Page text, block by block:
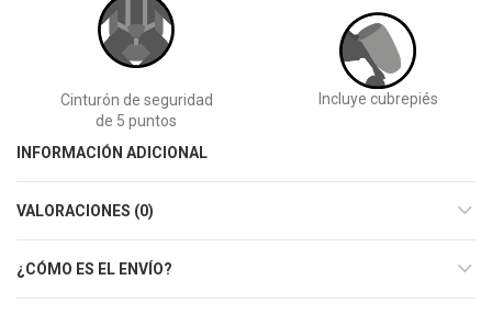
Cinturón de seguridad
de 5 puntos
Incluye cubrepiés
INFORMACIÓN ADICIONAL
VALORACIONES (0)
¿CÓMO ES EL ENVÍO?